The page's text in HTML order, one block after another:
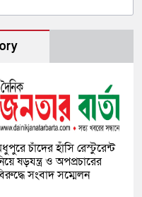
চাঁদের হাঁসি রেস্টুরেন্ট
ষড়যন্ত্র ও অপপ্রচারের
সংবাদ সম্মেলন